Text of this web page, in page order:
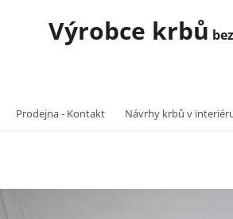
Výrobce krbů
Prodejna - Kontakt Návrhy krbů v